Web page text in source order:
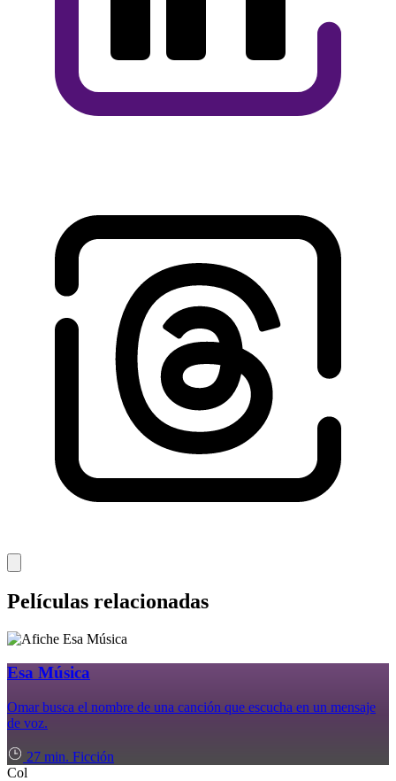
Películas relacionadas
Esa Música
Omar busca el nombre de una canción que escucha en un mensaje
de voz.
27 min. Ficción
Col